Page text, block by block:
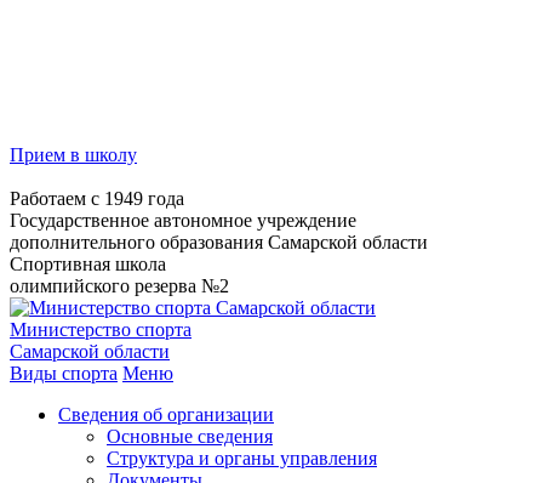
Прием в школу
Работаем с 1949 года
Государственное автономное учреждение
дополнительного образования Самарской области
Спортивная школа
олимпийского резерва №2
Министерство спорта
Самарской области
Виды спорта Меню
Сведения об организации
Основные сведения
Структура и органы управления